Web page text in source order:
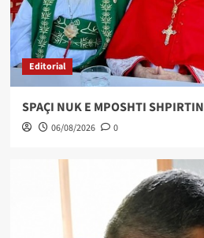
Editorial
SPAÇI NUK E MPOSHTI SHPIRTIN
06/08/2026 0